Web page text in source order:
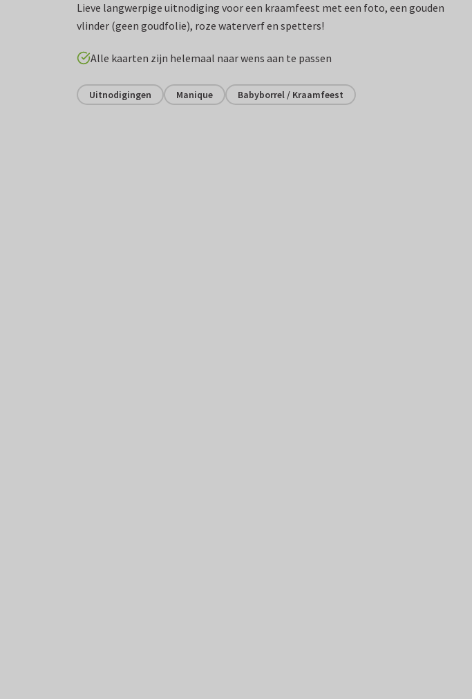
Lieve langwerpige uitnodiging voor een kraamfeest met een foto, een gouden
vlinder (geen goudfolie), roze waterverf en spetters!
Alle kaarten zijn helemaal naar wens aan te passen
Uitnodigingen Manique Babyborrel / Kraamfeest